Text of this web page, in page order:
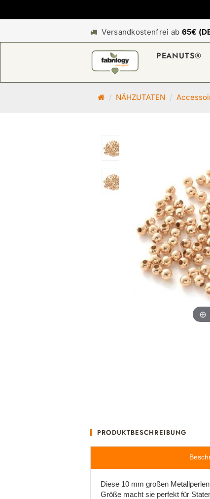
Versandkostenfrei ab 65€
PEANUTS®
S
t
s
i
t
NÄHZUTATEN
PRODUKTBESCHREIBUNG
Diese 10 mm großen
Größe macht sie perfekt für